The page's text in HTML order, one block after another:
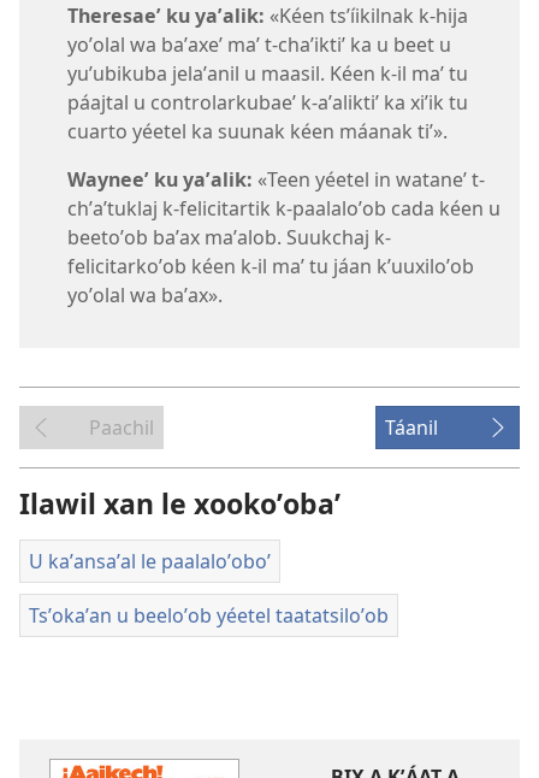
Theresaeʼ ku yaʼalik: «Kéen tsʼíikilnak k-hija
yoʼolal wa baʼaxeʼ maʼ t-chaʼiktiʼ ka u beet u
yuʼubikuba jelaʼanil u maasil. Kéen k-il maʼ tu
páajtal u controlarkubaeʼ k-aʼaliktiʼ ka xiʼik tu
cuarto yéetel ka suunak kéen máanak tiʼ».
Wayneeʼ ku yaʼalik: «Teen yéetel in wataneʼ t-
chʼaʼtuklaj k-felicitartik k-paalaloʼob cada kéen u
beetoʼob baʼax maʼalob. Suukchaj k-
felicitarkoʼob kéen k-il maʼ tu jáan kʼuuxiloʼob
yoʼolal wa baʼax».
Paachil Táanil
Ilawil xan le xookoʼobaʼ
U kaʼansaʼal le paalaloʼoboʼ
Tsʼokaʼan u beeloʼob yéetel taatatsiloʼob